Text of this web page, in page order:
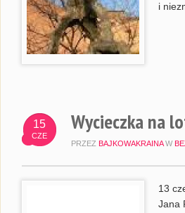
i
15
CZE
Wycieczka na
PRZEZ BAJKOWAKRAINA W
13
Jana